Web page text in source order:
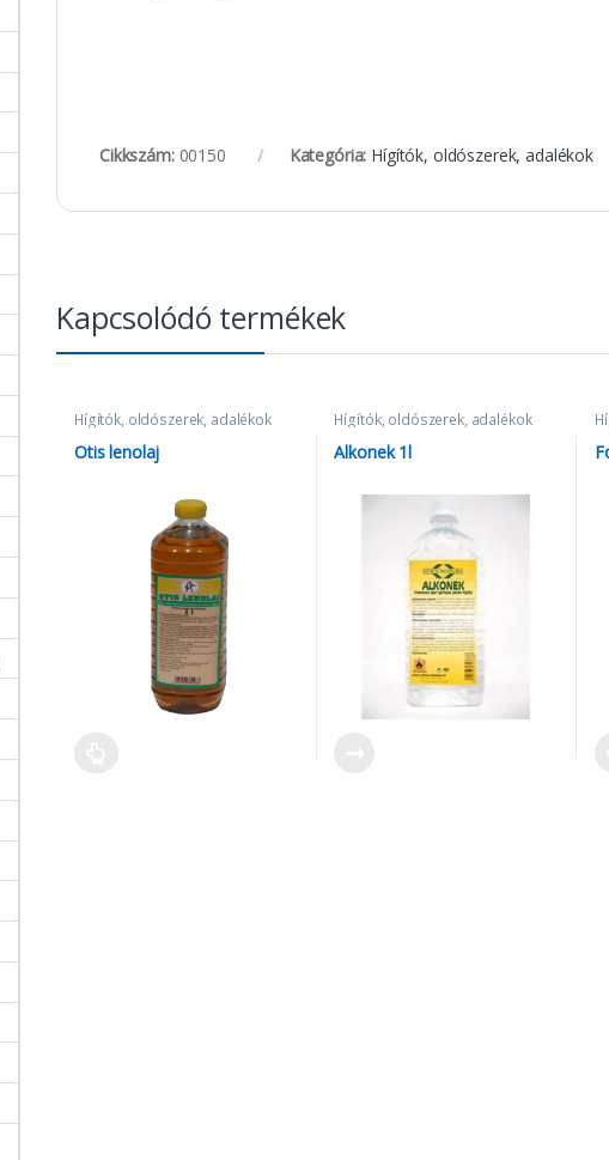
Cikkszám: 00150 Kategória: Hígítók, oldószerek, adalékok
Kapcsolódó termékek
Hígítók, oldószerek, adalékok
Otis lenolaj
Hígítók, oldószerek, adalékok
Alkonek 1l